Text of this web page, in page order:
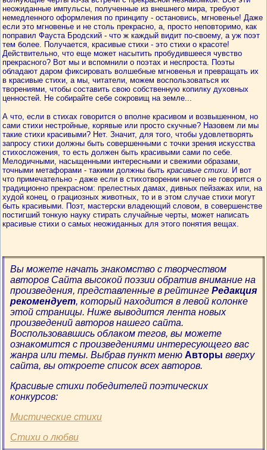
неожиданные импульсы, полученные из внешнего мира, требуют
немедленного оформления по принципу - остановись, мгновенье! Даже
если это мгновенье и не столь прекрасно, а, просто неповторимо, как
поправил Фауста Бродский - что ж каждый видит по-своему, а уж поэт
тем более. Получается, красивые стихи - это стихи о красоте!
Действительно, что еще может насытить пробудившееся чувство
прекрасного? Вот мы и вспомнили о поэтах и неспроста. Поэты
обладают даром фиксировать волшебные мгновенья и превращать их
в красивые стихи, а мы, читатели, можем воспользоваться их
творениями, чтобы составить свою собственную копилку духовных
ценностей. Не собирайте себе сокровищ на земле...
А что, если в стихах говорится о вполне красивом и возвышенном, но
сами стихи нестройные, корявые или просто скучные? Назовем ли мы
такие стихи красивыми? Нет. Значит, для того, чтобы удовлетворять
запросу стихи должны быть совершенными с точки зрения искусства
стихосложения, то есть должен быть красивыми сами по себе.
Мелодичными, насыщенными интересными и свежими образами,
точными метафорами - такими должны быть красивые стихи. И вот
что примечательно - даже если в стихотворении ничего не говорится о
традиционно прекрасном: прелестных дамах, дивных пейзажах или, на
худой конец, о грациозных животных, то и в этом случае стихи могут
быть красивыми. Поэт, мастерски владеющий словом, в совершенстве
постигший тонкую науку стирать случайные черты, может написать
красивые стихи о самых неожиданных для этого понятия вещах.
Вы можете начать знакомство с творчеством
авторов Сайта высокой поэзии обратив внимание на
произведения, представленные в рейтинге Редакция
рекомендует, который находится в левой колонке
этой страницы. Ниже выводится лента новых
произведений авторов нашего сайта.
Воспользовавшись облаком тегов, вы можете
ознакомится с произведениями интересующего вас
жанра или темы. Выбрав пункт меню Авторы вверху
сайта, вы откроете список всех авторов.
Красивые стихи победителей поэтических
конкурсов:
Мистические стихи
Стихи о любви